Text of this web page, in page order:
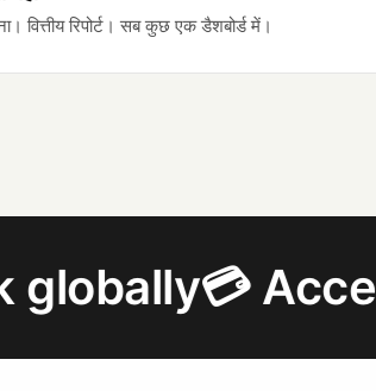
वित्तीय रिपोर्ट। सब कुछ एक डैशबोर्ड में।
Accept any